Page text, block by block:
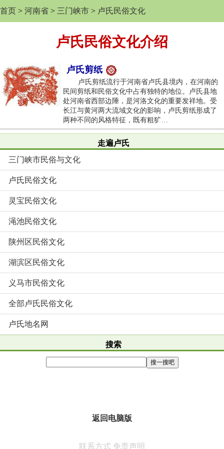
首页 > 河南省 > 三门峡市 > 卢氏民俗文化
卢氏民俗文化介绍
卢氏剪纸
卢氏剪纸流行于河南省卢氏县境内，在河南的
民间剪纸和民俗文化中占有独特的地位。卢氏县地
处河南省西部边陲，是河洛文化的重要发祥地。受
长江与黄河两大流域文化的影响，卢氏剪纸形成了
两种不同的风格特征，既有粗犷…
走遍卢氏
三门峡市民俗与文化
卢氏民俗文化
灵宝民俗文化
渑池民俗文化
陕州区民俗文化
湖滨区民俗文化
义马市民俗文化
全部卢氏民俗文化
卢氏地名网
搜索
返回电脑版
联系方式 免责声明